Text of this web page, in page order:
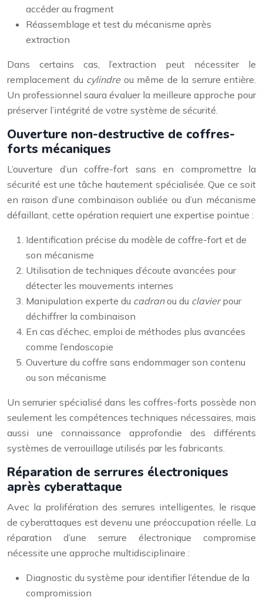
accéder au fragment
Réassemblage et test du mécanisme après
extraction
Dans certains cas, l’extraction peut nécessiter le
remplacement du cylindreou même de la serrure entière.
Un professionnel saura évaluer la meilleure approche pour
préserver l’intégrité de votre système de sécurité.
Ouverture non-destructive de coffres-
forts mécaniques
L’ouverture d’un coffre-fort sans en compromettre la
sécurité est une tâche hautement spécialisée. Que ce soit
en raison d’une combinaison oubliée ou d’un mécanisme
défaillant, cette opération requiert une expertise pointue :
Identification précise du modèle de coffre-fort et de
son mécanisme
Utilisation de techniques d’écoute avancées pour
détecter les mouvements internes
Manipulation experte du cadranou du clavierpour
déchiffrer la combinaison
En cas d’échec, emploi de méthodes plus avancées
comme l’endoscopie
Ouverture du coffre sans endommager son contenu
ou son mécanisme
Un serrurier spécialisé dans les coffres-forts possède non
seulement les compétences techniques nécessaires, mais
aussi une connaissance approfondie des différents
systèmes de verrouillage utilisés par les fabricants.
Réparation de serrures électroniques
après cyberattaque
Avec la prolifération des serrures intelligentes, le risque
de cyberattaques est devenu une préoccupation réelle. La
réparation d’une serrure électronique compromise
nécessite une approche multidisciplinaire :
Diagnostic du système pour identifier l’étendue de la
compromission